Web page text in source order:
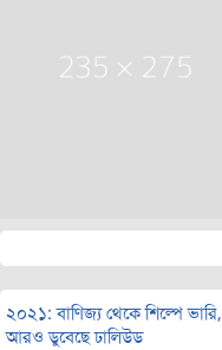
২০২১: বাণিজ্য থেকে শিল্পে ভারি,
আরও ডুবেছে ঢালিউড